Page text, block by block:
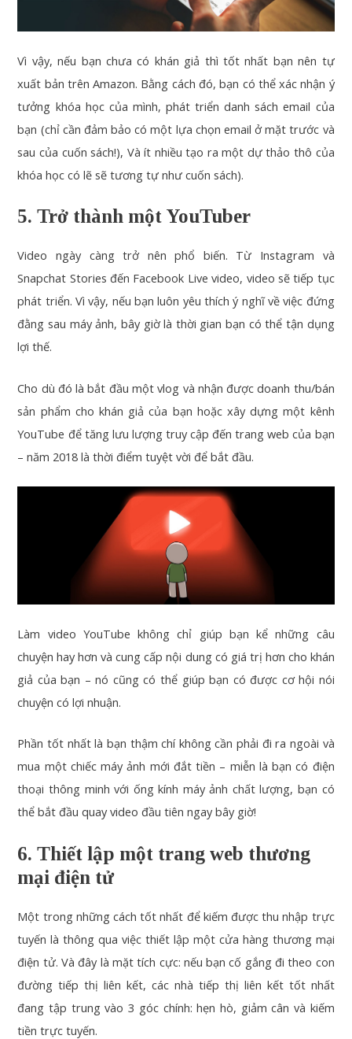
Vì vậy, nếu bạn chưa có khán giả thì tốt nhất bạn nên tự
xuất bản trên Amazon. Bằng cách đó, bạn có thể xác nhận ý
tưởng khóa học của mình, phát triển danh sách email của
bạn (chỉ cần đảm bảo có một lựa chọn email ở mặt trước và
sau của cuốn sách!), Và ít nhiều tạo ra một dự thảo thô của
khóa học có lẽ sẽ tương tự như cuốn sách).
5. Trở thành một YouTuber
Video ngày càng trở nên phổ biến. Từ Instagram và
Snapchat Stories đến Facebook Live video, video sẽ tiếp tục
phát triển. Vì vậy, nếu bạn luôn yêu thích ý nghĩ về việc đứng
đằng sau máy ảnh, bây giờ là thời gian bạn có thể tận dụng
lợi thế.
Cho dù đó là bắt đầu một vlog và nhận được doanh thu/bán
sản phẩm cho khán giả của bạn hoặc xây dựng một kênh
YouTube để tăng lưu lượng truy cập đến trang web của bạn
– năm 2018 là thời điểm tuyệt vời để bắt đầu.
Làm video YouTube không chỉ giúp bạn kể những câu
chuyện hay hơn và cung cấp nội dung có giá trị hơn cho khán
giả của bạn – nó cũng có thể giúp bạn có được cơ hội nói
chuyện có lợi nhuận.
Phần tốt nhất là bạn thậm chí không cần phải đi ra ngoài và
mua một chiếc máy ảnh mới đắt tiền – miễn là bạn có điện
thoại thông minh với ống kính máy ảnh chất lượng, bạn có
thể bắt đầu quay video đầu tiên ngay bây giờ!
6. Thiết lập một trang web thương
mại điện tử
Một trong những cách tốt nhất để kiếm được thu nhập trực
tuyến là thông qua việc thiết lập một cửa hàng thương mại
điện tử. Và đây là mặt tích cực: nếu bạn cố gắng đi theo con
đường tiếp thị liên kết, các nhà tiếp thị liên kết tốt nhất
đang tập trung vào 3 góc chính: hẹn hò, giảm cân và kiếm
tiền trực tuyến.